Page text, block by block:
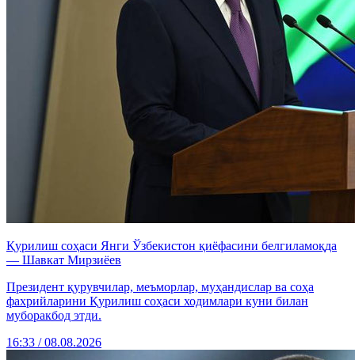
Қурилиш соҳаси Янги Ўзбекистон қиёфасини белгиламоқда
— Шавкат Мирзиёев
Президент қурувчилар, меъморлар, муҳандислар ва соҳа
фахрийларини Қурилиш соҳаси ходимлари куни билан
муборакбод этди.
16:33 / 08.08.2026